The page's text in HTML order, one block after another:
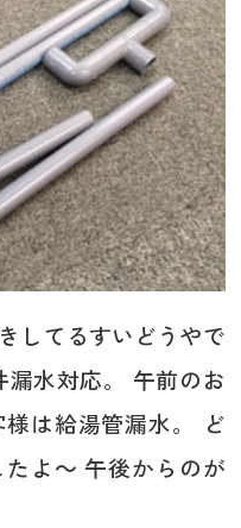
してるすいどうやで
水対応。 午前のお
は給湯管漏水。 ど
よ～ 午後からのが